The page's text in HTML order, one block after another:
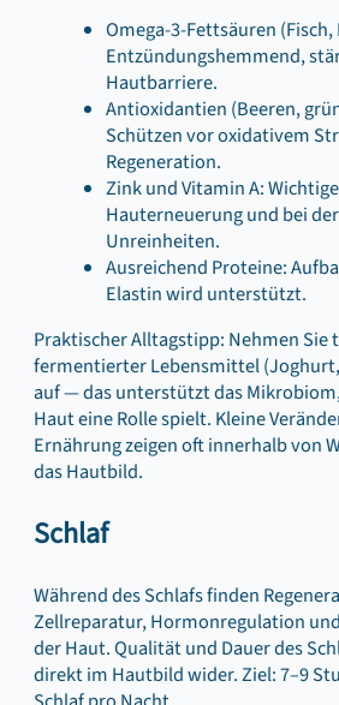
Omega-3-Fettsäuren
Entzündungshemmend,
Hautbarriere.
Antioxidantien (Beeren,
Schützen vor oxidativem
Regeneration.
Zink und Vitamin A:
Hauterneuerung und bei
Unreinheiten.
Ausreichend Proteine:
Elastin wird unterstützt.
Praktischer Alltagstipp: Nehmen Sie
fermentierter Lebensmittel
auf — das unterstützt das
Haut eine Rolle spielt. Kleine
Ernährung zeigen oft innerhalb von
das Hautbild.
Schlaf
Während des Schlafs finden
Zellreparatur, Hormonregulation
der Haut. Qualität und Dauer des
direkt im Hautbild wider. Ziel: 7–9